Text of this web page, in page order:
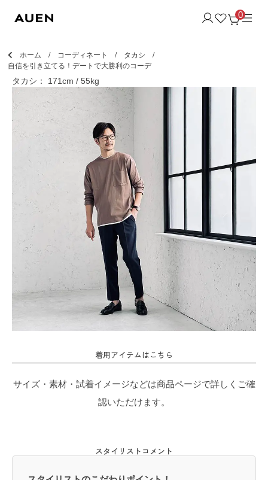
0
ホーム コーディネート
タカシ
自信を引き立てる！デートで大勝利のコーデ
タカシ： 171cm / 55kg
着用アイテムはこちら
サイズ・素材・試着イメージなどは商品ページで詳しくご確
認いただけます。
スタイリストコメント